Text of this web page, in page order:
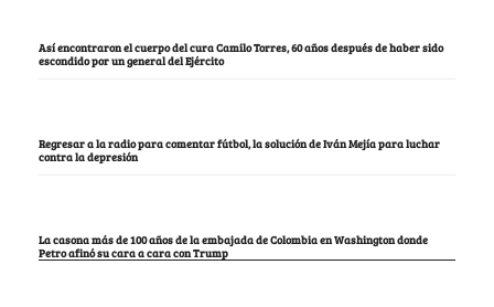
Así encontraron el cuerpo del cura Camilo Torres, 60 años después de haber sido
escondido por un general del Ejército
Regresar a la radio para comentar fútbol, la solución de Iván Mejía para luchar
contra la depresión
La casona más de 100 años de la embajada de Colombia en Washington donde
Petro afinó su cara a cara con Trump